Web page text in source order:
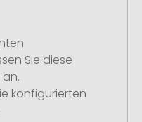
Sie diese
konfigurierten